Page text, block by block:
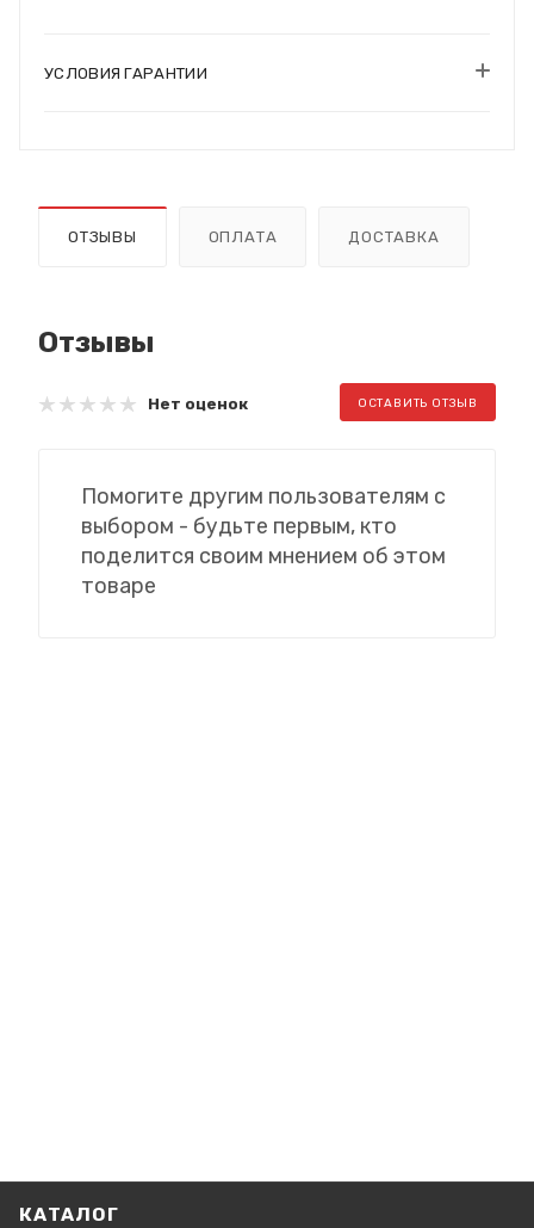
УСЛОВИЯ ГАРАНТИИ
ОТЗЫВЫ ОПЛАТА ДОСТАВКА
Отзывы
Нет оценок ОСТАВИТЬ ОТЗЫВ
Помогите другим пользователям с
выбором - будьте первым, кто
поделится своим мнением об этом
товаре
КАТАЛОГ